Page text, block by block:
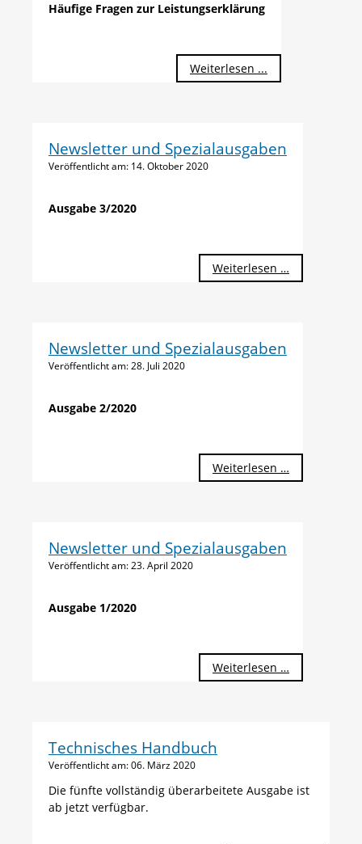
Häufige Fragen zur Leistungserklärung
Weiterlesen ...
Newsletter und Spezialausgaben
Veröffentlicht am: 14. Oktober 2020
Ausgabe 3/2020
Weiterlesen …
Newsletter und Spezialausgaben
Veröffentlicht am: 28. Juli 2020
Ausgabe 2/2020
Weiterlesen …
Newsletter und Spezialausgaben
Veröffentlicht am: 23. April 2020
Ausgabe 1/2020
Weiterlesen …
Technisches Handbuch
Veröffentlicht am: 06. März 2020
Die fünfte vollständig überarbeitete Ausgabe ist
ab jetzt verfügbar.